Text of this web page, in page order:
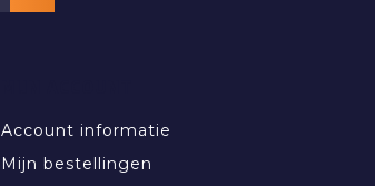
Account informatie
Mijn bestellingen